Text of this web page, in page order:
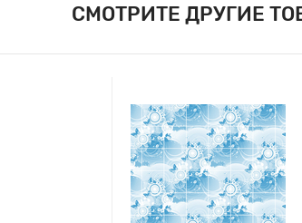
СМОТРИТЕ ДРУГИЕ